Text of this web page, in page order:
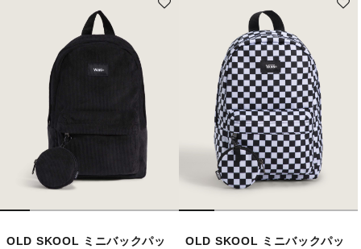
OLD SKOOL ミニバックパッ
OLD SKOOL ミニバックパッ